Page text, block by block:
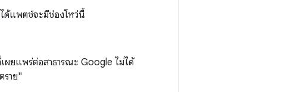
ด้แพตช์จะมีช่องโหว่นี้
ผยแพร่ต่อสาธารณะ Google ไม่ได้
ราย"